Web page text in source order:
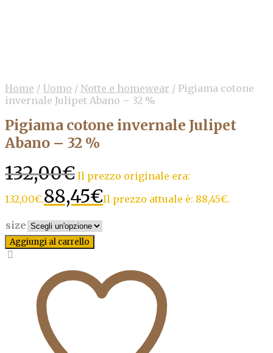
Home / Uomo / Notte e homewear / Pigiama cotone
invernale Julipet Abano – 32 %
Pigiama cotone invernale Julipet
Abano – 32 %
132,00€ Il prezzo originale era:
132,00€.88,45€Il prezzo attuale è: 88,45€.
size
Aggiungi al carrello